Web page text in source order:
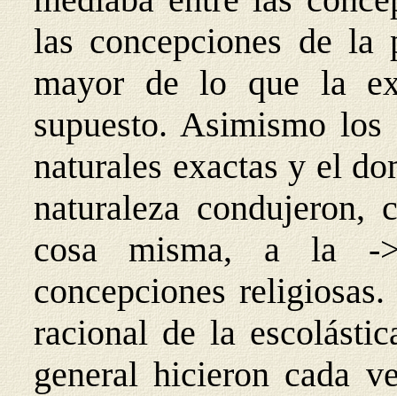
las concepciones de la
mayor de lo que la
supuesto. Asimismo
naturales exactas y el
naturaleza condujeron,
cosa misma, a la ->
concepciones
racional de la
general hicieron cada